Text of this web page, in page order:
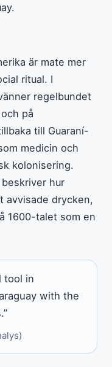
är mate mer
ritual. I
regelbundet
på
till Guaraní-
medicin och
kolonisering.
beskriver hur
avvisade drycken,
1600-talet som en
tool in
with the